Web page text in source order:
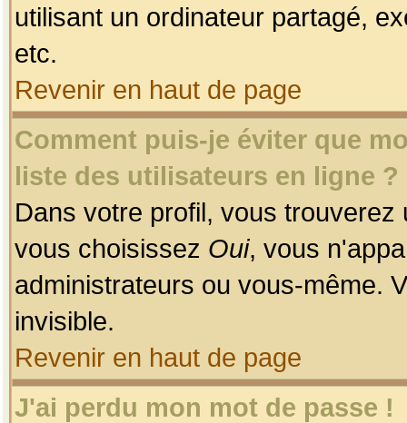
utilisant un ordinateur partagé,
etc.
Revenir en haut de page
Comment puis-je éviter que
liste des utilisateurs en ligne ?
Dans votre profil, vous
vous choisissez Oui, vous
administrateurs ou vous-même.
invisible.
Revenir en haut de page
J'ai perdu mon mot de passe !